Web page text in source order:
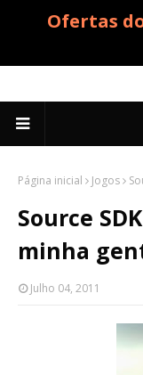
Ofertas
Página inicial Jogos
Source
minha
Julho 04, 2011